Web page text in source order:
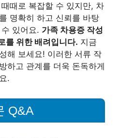
때로 복잡할 수 있지만, 차
명확히 하고 신뢰를 바탕
있어요. 가족 차용증 작성
를 위한 배려입니다. 지금
해 보세요! 이러한 서류 작
하고 관계를 더욱 돈독하게
.
Q&A